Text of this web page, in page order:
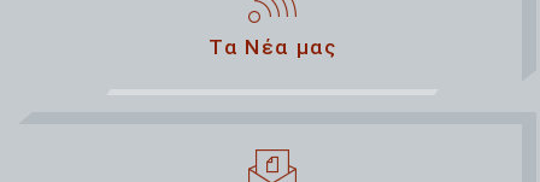
Τα Νέα μας